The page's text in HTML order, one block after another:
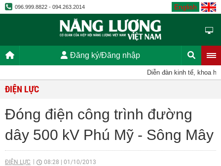
096.999.8822 - 094.263.2014 English
Đăng ký/Đăng nhập
Diễn đàn kinh tế, khoa
ĐIỆN LỰC
Đóng điện công trình đường
dây 500 kV Phú Mỹ - Sông Mây
ĐIỆN LỰC 08:28 01/10/2013